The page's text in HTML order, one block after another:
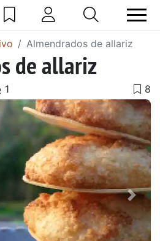
Almendrados de allariz
de allariz